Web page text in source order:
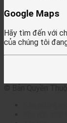
Google Maps
Hãy tìm đến với
của chúng tôi